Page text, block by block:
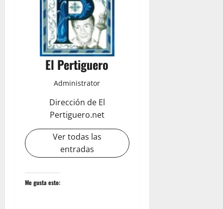
El Pertiguero
Administrator
Dirección de El
Pertiguero.net
Ver todas las
entradas
Me gusta esto: